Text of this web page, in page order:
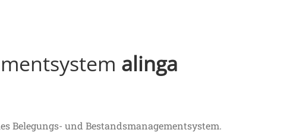
alinga
Belegungs- und Bestandsmanagementsystem.